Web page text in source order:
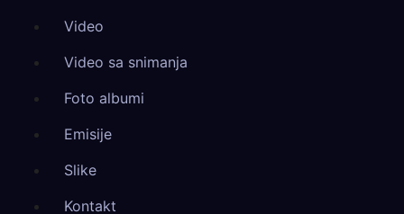
Video
Video sa snimanja
Foto albumi
Emisije
Slike
Kontakt